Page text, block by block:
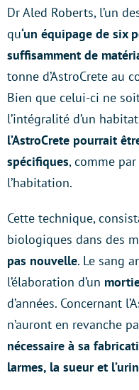
Dr Aled Roberts, l’un
qu‘un équipage de six
suffisamment de
tonne d’AstroCrete au
Bien que celui-ci ne
l’intégralité d’un
l’AstroCrete pourrait
spécifiques, comme
l’habitation.
Cette technique,
biologiques dans des
pas nouvelle. Le sang
l’élaboration d’un
d’années. Concernant
n’auront en revanche
nécessaire à sa
larmes, la sueur et